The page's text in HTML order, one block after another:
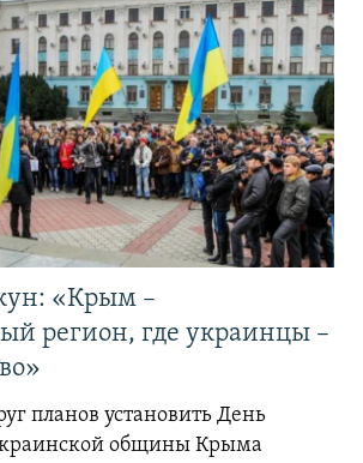
«Крым –
регион, где украинцы –
планов установить День
общины Крыма